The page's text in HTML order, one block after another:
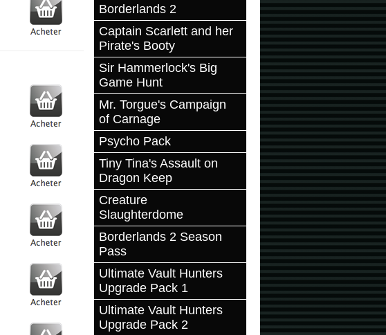
Borderlands 2
Captain Scarlett and her
Pirate's Booty
Sir Hammerlock's Big
Game Hunt
Mr. Torgue's Campaign
of Carnage
Psycho Pack
Tiny Tina's Assault on
Dragon Keep
Creature
Slaughterdome
Borderlands 2 Season
Pass
Ultimate Vault Hunters
Upgrade Pack 1
Ultimate Vault Hunters
Upgrade Pack 2